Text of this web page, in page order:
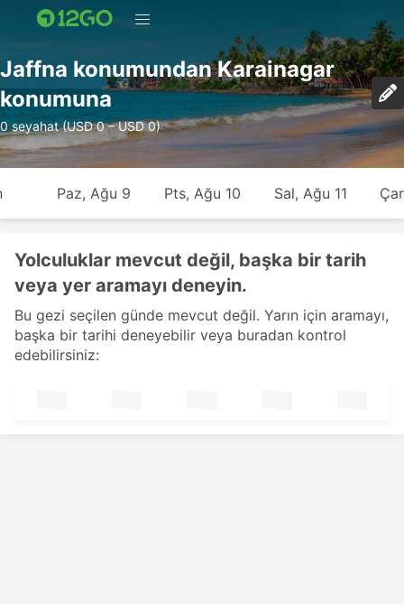
Jaffna konumundan Karainagar
konumuna
0 seyahat (USD 0 – USD 0)
Paz, Ağu 9 Pts, Ağu 10 Sal, Ağu 11
Yolculuklar mevcut değil, başka bir tarih
veya yer aramayı deneyin.
Bu gezi seçilen günde mevcut değil. Yarın için aramayı,
başka bir tarihi deneyebilir veya buradan kontrol
edebilirsiniz: